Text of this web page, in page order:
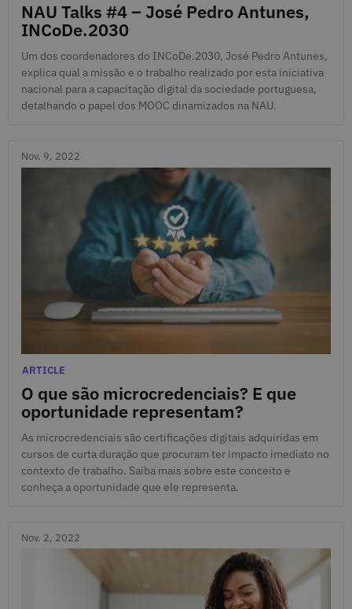
NAU Talks #4 – José Pedro Antunes,
INCoDe.2030
Um dos coordenadores do INCoDe.2030, José Pedro Antunes,
explica qual a missão e o trabalho realizado por esta iniciativa
nacional para a capacitação digital da sociedade portuguesa,
detalhando o papel dos MOOC dinamizados na NAU.
Nov. 9, 2022
O que são microcredenciais? E que
oportunidade representam?
Nov. 9, 2022
Categories
ARTICLE
As microcredenciais são certificações digitais adquiridas em
cursos de curta duração que procuram ter impacto imediato no
contexto de trabalho. Saiba mais sobre este conceito e
conheça a oportunidade que ele representa.
Nov. 2, 2022